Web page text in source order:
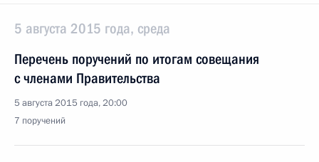
5 августа 2015 года, среда
Перечень поручений по итогам совещания
с членами Правительства
5 августа 2015 года, 20:00
7 поручений